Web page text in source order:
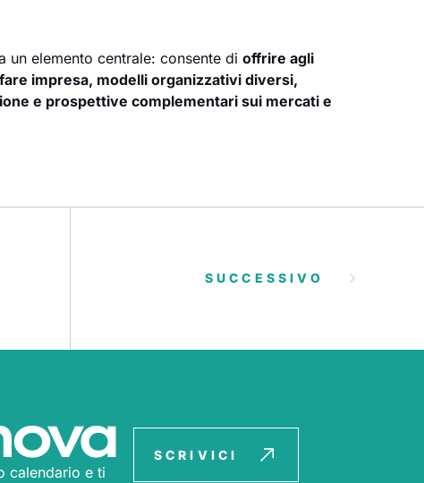
un elemento centrale: consente di offrire agli
impresa, modelli organizzativi diversi,
e prospettive complementari sui mercati e
SUCCESSIVO
calendario e ti
SCRIVICI